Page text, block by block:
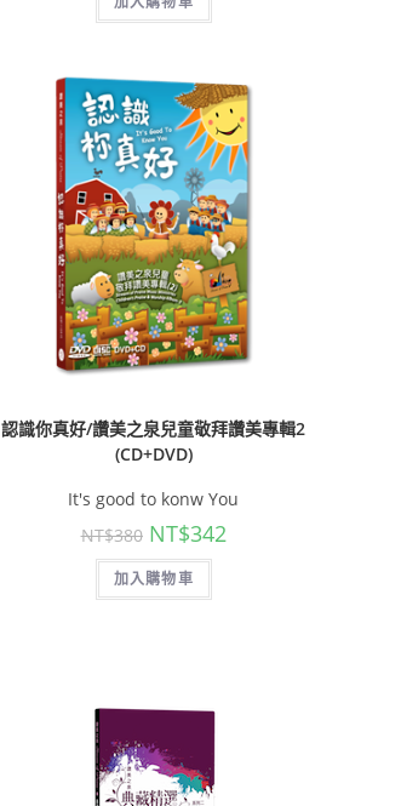
認識你真好/讚美之泉兒童敬拜讚美專輯2
(CD+DVD)
It's good to konw You
NT$380 NT$342
加入購物車